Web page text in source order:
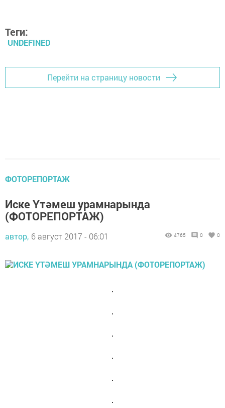
Теги:
UNDEFINED
Перейти на страницу новости
ФОТОРЕПОРТАЖ
Иске Үтәмеш урамнарында
(ФОТОРЕПОРТАЖ)
автор, 6 август 2017 - 06:01 4765 0 0